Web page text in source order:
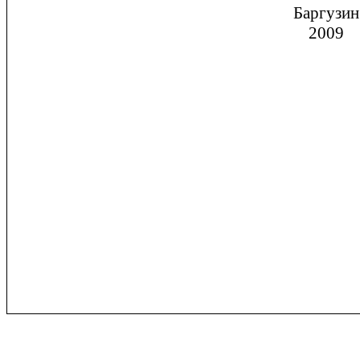
Баргузин
2009